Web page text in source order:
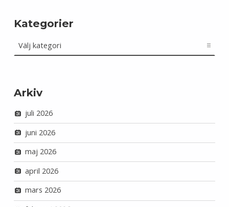
Kategorier
Arkiv
juli 2026
juni 2026
maj 2026
april 2026
mars 2026